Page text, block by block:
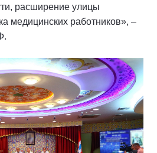
расширение улицы
медицинских работников», –